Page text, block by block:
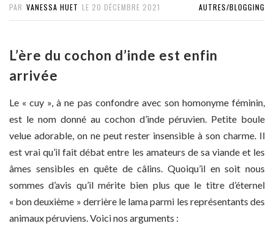
PAR VANESSA HUET LE 20 DÉCEMBRE 2021 AUTRES/BLOGGING
L’ère du cochon d’inde est enfin
arrivée
Le « cuy », à ne pas confondre avec son homonyme féminin,
est le nom donné au cochon d’inde péruvien. Petite boule
velue adorable, on ne peut rester insensible à son charme. Il
est vrai qu’il fait débat entre les amateurs de sa viande et les
âmes sensibles en quête de câlins. Quoiqu’il en soit nous
sommes d’avis qu’il mérite bien plus que le titre d’éternel
« bon deuxième » derrière le lama parmi les représentants des
animaux péruviens. Voici nos arguments :